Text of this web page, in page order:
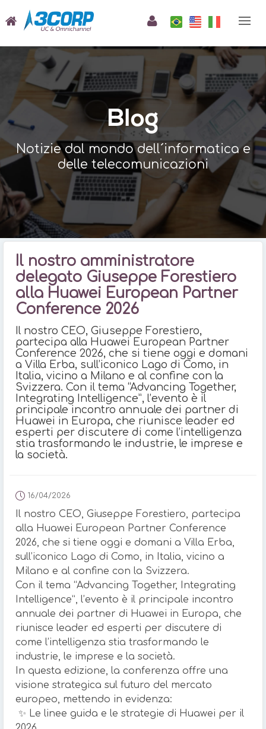
Blog
Notizie dal mondo dell´informatica e
delle telecomunicazioni
Il nostro amministratore
delegato Giuseppe Forestiero
alla Huawei European Partner
Conference 2026
Il nostro CEO, Giuseppe Forestiero,
partecipa alla Huawei European Partner
Conference 2026, che si tiene oggi e domani
a Villa Erba, sull’iconico Lago di Como, in
Italia, vicino a Milano e al confine con la
Svizzera. Con il tema “Advancing Together,
Integrating Intelligence”, l’evento è il
principale incontro annuale dei partner di
Huawei in Europa, che riunisce leader ed
esperti per discutere di come l’intelligenza
stia trasformando le industrie, le imprese e
la società.
16/04/2026
Il nostro CEO, Giuseppe Forestiero, partecipa
alla Huawei European Partner Conference
2026, che si tiene oggi e domani a Villa Erba,
sull’iconico Lago di Como, in Italia, vicino a
Milano e al confine con la Svizzera.
Con il tema “Advancing Together, Integrating
Intelligence”, l’evento è il principale incontro
annuale dei partner di Huawei in Europa, che
riunisce leader ed esperti per discutere di
come l’intelligenza stia trasformando le
industrie, le imprese e la società.
In questa edizione, la conferenza offre una
visione strategica sul futuro del mercato
europeo, mettendo in evidenza:
✨ Le linee guida e le strategie di Huawei per il